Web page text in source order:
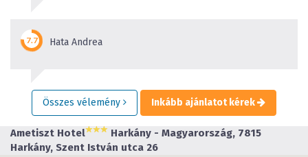
Hata Andrea
Összes vélemény Inkább ajánlatot kérek
Ametiszt Hotel
Harkány - Magyarország, 7815
Harkány, Szent István utca 26